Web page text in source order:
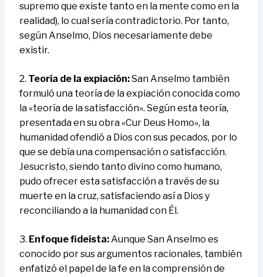
supremo que existe tanto en la mente como en la
realidad), lo cual sería contradictorio. Por tanto,
según Anselmo, Dios necesariamente debe
existir.
2. Teoría de la expiación:San Anselmo también
formuló una teoría de la expiación conocida como
la «teoría de la satisfacción». Según esta teoría,
presentada en su obra «Cur Deus Homo», la
humanidad ofendió a Dios con sus pecados, por lo
que se debía una compensación o satisfacción.
Jesucristo, siendo tanto divino como humano,
pudo ofrecer esta satisfacción a través de su
muerte en la cruz, satisfaciendo así a Dios y
reconciliando a la humanidad con Él.
3. Enfoque fideísta:Aunque San Anselmo es
conocido por sus argumentos racionales, también
enfatizó el papel de la fe en la comprensión de